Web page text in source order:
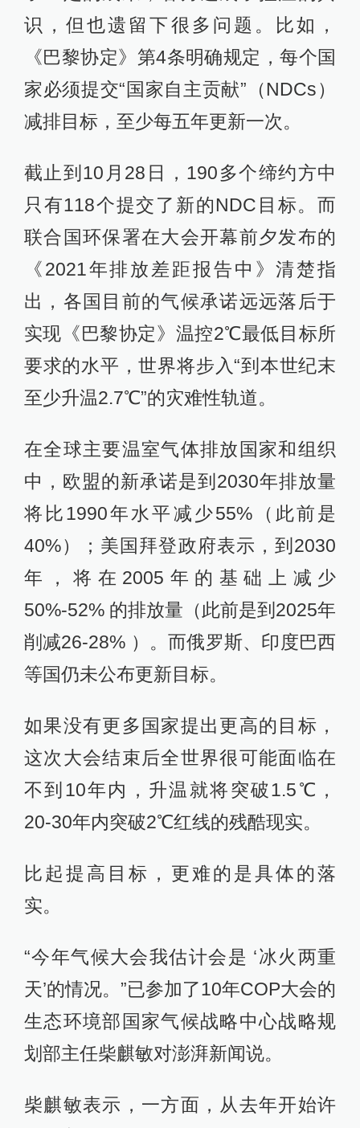
识，但也遗留下很多问题。比如，
《巴黎协定》第4条明确规定，每个国
家必须提交“国家自主贡献”（NDCs）
减排目标，至少每五年更新一次。
截止到10月28日，190多个缔约方中
只有118个提交了新的NDC目标。而
联合国环保署在大会开幕前夕发布的
《2021年排放差距报告中》清楚指
出，各国目前的气候承诺远远落后于
实现《巴黎协定》温控2℃最低目标所
要求的水平，世界将步入“到本世纪末
至少升温2.7℃”的灾难性轨道。
在全球主要温室气体排放国家和组织
中，欧盟的新承诺是到2030年排放量
将比1990年水平减少55%（此前是
40%）；美国拜登政府表示，到2030
年，将在2005年的基础上减少
50%-52% 的排放量（此前是到2025年
削减26-28% ）。而俄罗斯、印度巴西
等国仍未公布更新目标。
如果没有更多国家提出更高的目标，
这次大会结束后全世界很可能面临在
不到10年内，升温就将突破1.5℃，
20-30年内突破2℃红线的残酷现实。
比起提高目标，更难的是具体的落
实。
“今年气候大会我估计会是 ‘冰火两重
天’的情况。”已参加了10年COP大会的
生态环境部国家气候战略中心战略规
划部主任柴麒敏对澎湃新闻说。
柴麒敏表示，一方面，从去年开始许